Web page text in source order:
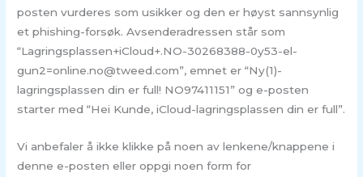
posten vurderes som usikker og den er høyst sannsynlig
et phishing-forsøk. Avsenderadressen står som
“Lagringsplassen+iCloud+.NO-30268388-0y53-el-
gun2=online.no@tweed.com”, emnet er “Ny(1)-
lagringsplassen din er full! NO97411151” og e-posten
starter med “Hei Kunde, iCloud-lagringsplassen din er full”.
Vi anbefaler å ikke klikke på noen av lenkene/knappene i
denne e-posten eller oppgi noen form for